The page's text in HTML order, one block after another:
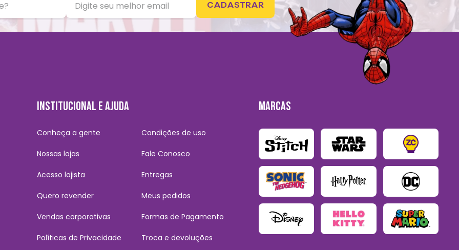
CADASTRAR
INSTITUCIONAL E AJUDA
Conheça a gente
Nossas lojas
Acesso lojista
Quero revender
Vendas corporativas
Políticas de Privacidade
Condições de uso
Fale Conosco
Entregas
Meus pedidos
Formas de Pagamento
Troca e devoluções
MARCAS